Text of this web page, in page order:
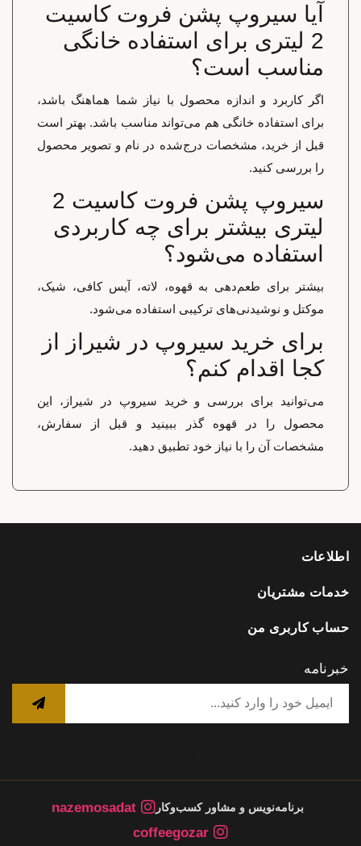
آیا سیروپ پشن فروت کاسیت
2 لیتری برای استفاده خانگی
مناسب است؟
اگر کاربرد و اندازه محصول با نیاز شما هماهنگ باشد،
برای استفاده خانگی هم می‌تواند مناسب باشد. بهتر است
قبل از خرید، مشخصات درج‌شده در نام و تصویر محصول
را بررسی کنید.
سیروپ پشن فروت کاسیت 2
لیتری بیشتر برای چه کاربردی
استفاده می‌شود؟
بیشتر برای طعم‌دهی به قهوه، لاته، آیس کافی، شیک،
موکتل و نوشیدنی‌های ترکیبی استفاده می‌شود.
برای خرید سیروپ در شیراز از
کجا اقدام کنم؟
می‌توانید برای بررسی و خرید سیروپ در شیراز، این
محصول را در قهوه گذر ببینید و قبل از سفارش،
مشخصات آن را با نیاز خود تطبیق دهید.
اطلاعات
خدمات مشتریان
حساب کاربری من
خبرنامه
برنامه‌نویس و مشاور کسب‌وکار
nazemosadat
coffeegozar